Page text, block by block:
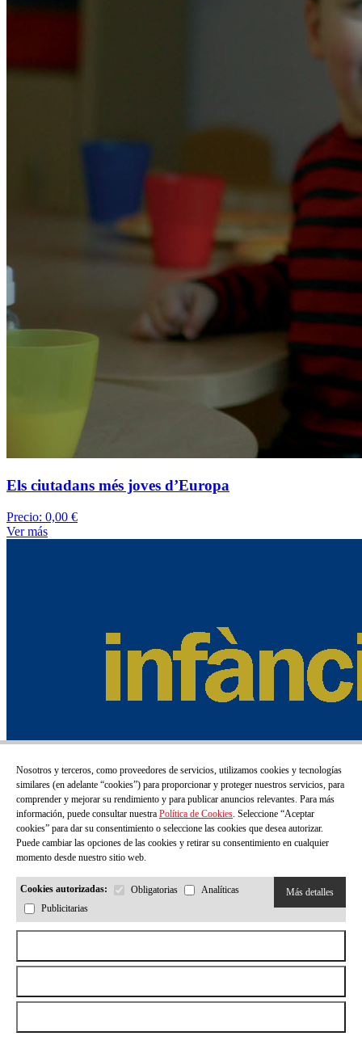
Els ciutadans més joves d’Europa
Precio: 0,00 €
Ver más
Nosotros y terceros, como proveedores de servicios, utilizamos cookies y tecnologías
similares (en adelante “cookies”) para proporcionar y proteger nuestros servicios, para
comprender y mejorar su rendimiento y para publicar anuncios relevantes. Para más
información, puede consultar nuestra Política de Cookies. Seleccione “Aceptar
cookies” para dar su consentimiento o seleccione las cookies que desea autorizar.
Puede cambiar las opciones de las cookies y retirar su consentimiento en cualquier
momento desde nuestro sitio web.
Cookies autorizadas: Obligatorias
Analíticas
Publicitarias
Más detalles